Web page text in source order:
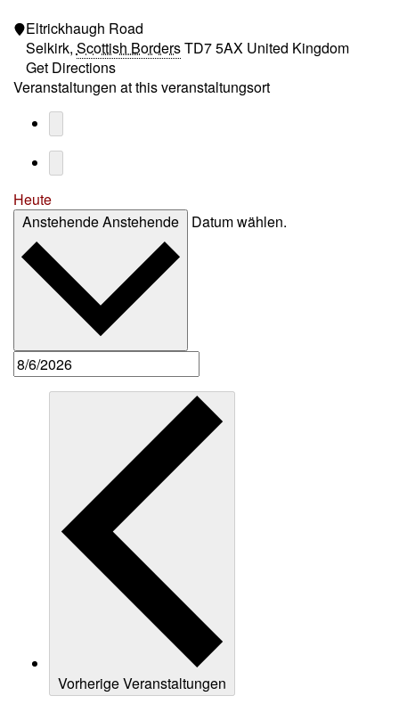
Eltrickhaugh Road
Selkirk, Scottish BordersTD7 5AX United Kingdom
Get Directions
Veranstaltungen at this veranstaltungsort
Heute
AnstehendeAnstehende Datum wählen.
VorherigeVeranstaltungen